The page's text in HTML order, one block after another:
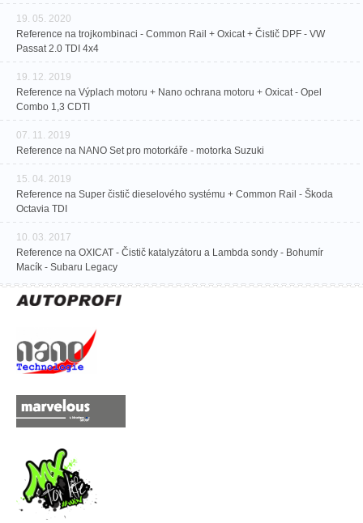
19. 05. 2020
Reference na trojkombinaci - Common Rail + Oxicat + Čistič DPF - VW
Passat 2.0 TDI 4x4
19. 12. 2019
Reference na Výplach motoru + Nano ochrana motoru + Oxicat - Opel
Combo 1,3 CDTI
07. 11. 2019
Reference na NANO Set pro motorkáře - motorka Suzuki
15. 04. 2019
Reference na Super čistič dieselového systému + Common Rail - Škoda
Octavia TDI
10. 03. 2017
Reference na OXICAT - Čistič katalyzátoru a Lambda sondy - Bohumír
Macík - Subaru Legacy